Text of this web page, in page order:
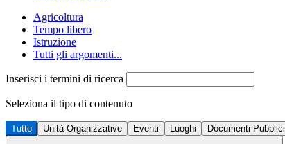
Agricoltura
Tempo libero
Istruzione
Tutti gli argomenti...
Inserisci i termini di ricerca
Seleziona il tipo di contenuto
Tutto Unità Organizzative Eventi Luoghi Documenti Pubblici